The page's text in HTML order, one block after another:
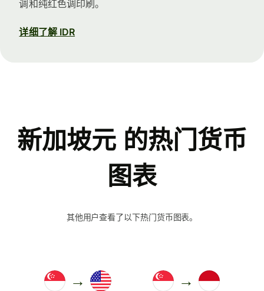
调和纯红色调印刷。
详细了解 IDR
新加坡元 的热门货币
图表
其他用户查看了以下热门货币图表。
→ →